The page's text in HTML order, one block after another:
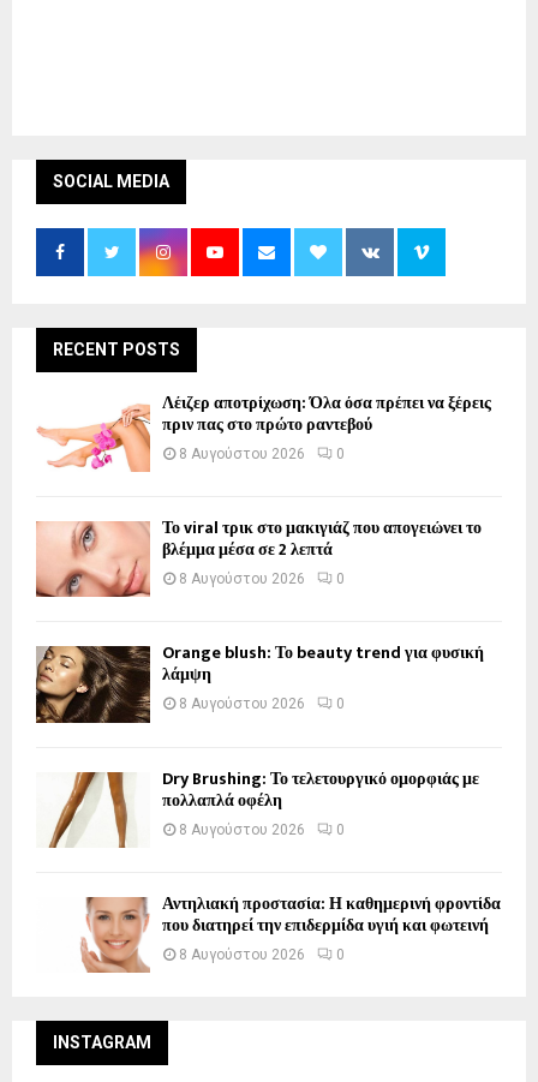
SOCIAL MEDIA
RECENT POSTS
Λέιζερ αποτρίχωση: Όλα όσα πρέπει να ξέρεις
πριν πας στο πρώτο ραντεβού
8 Αυγούστου 2026 0
Το viral τρικ στο μακιγιάζ που απογειώνει το
βλέμμα μέσα σε 2 λεπτά
8 Αυγούστου 2026 0
Orange blush: Το beauty trend για φυσική
λάμψη
8 Αυγούστου 2026 0
Dry Brushing: Το τελετουργικό ομορφιάς με
πολλαπλά οφέλη
8 Αυγούστου 2026 0
Αντηλιακή προστασία: Η καθημερινή φροντίδα
που διατηρεί την επιδερμίδα υγιή και φωτεινή
8 Αυγούστου 2026 0
INSTAGRAM